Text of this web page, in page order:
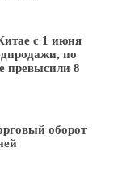
с 1 июня
по
превысили 8
оборот